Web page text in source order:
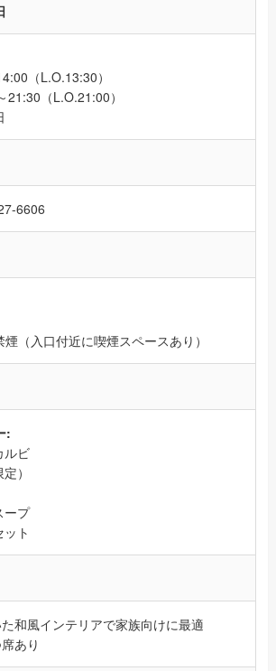
（L.O.13:30）
（L.O.21:00）
6606
煙（入口付近に喫煙スペースあり）
:
ルビ
）
ープ
ト
和風インテリアで家族向けに最適
あり